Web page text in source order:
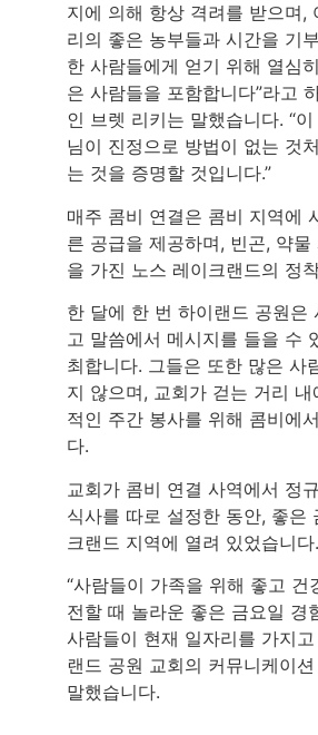
지에 의해 항상 격려를 받으며,
리의 좋은 농부들과 시간을 기
한 사람들에게 얻기 위해 열심
은 사람들을 포함합니다”라고
인 브렛 리키는 말했습니다. “
님이 진정으로 방법이 없는 것
는 것을 증명할 것입니다.”
매주 콤비 연결은 콤비 지역에
른 공급을 제공하며, 빈곤, 약
을 가진 노스 레이크랜드의 정
한 달에 한 번 하이랜드 공원은
고 말씀에서 메시지를 들을 수
최합니다. 그들은 또한 많은 사
지 않으며, 교회가 걷는 거리
적인 주간 봉사를 위해 콤비에
다.
교회가 콤비 연결 사역에서 정
식사를 따로 설정한 동안, 좋은
크랜드 지역에 열려 있었습니다.
“사람들이 가족을 위해 좋고
전할 때 놀라운 좋은 금요일 경
사람들이 현재 일자리를 가지
랜드 공원 교회의 커뮤니케이
말했습니다.